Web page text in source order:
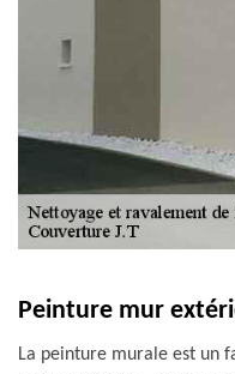
Peinture mur
La peinture murale est un